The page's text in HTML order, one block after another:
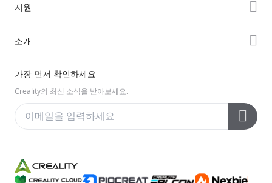
Ender 시리즈
Discord
지원
헬프 센터
비디오 센터
애프터 서비스
소개
문의하기
가장 먼저 확인하세요
Creality의 최신 소식을 받아보세요.